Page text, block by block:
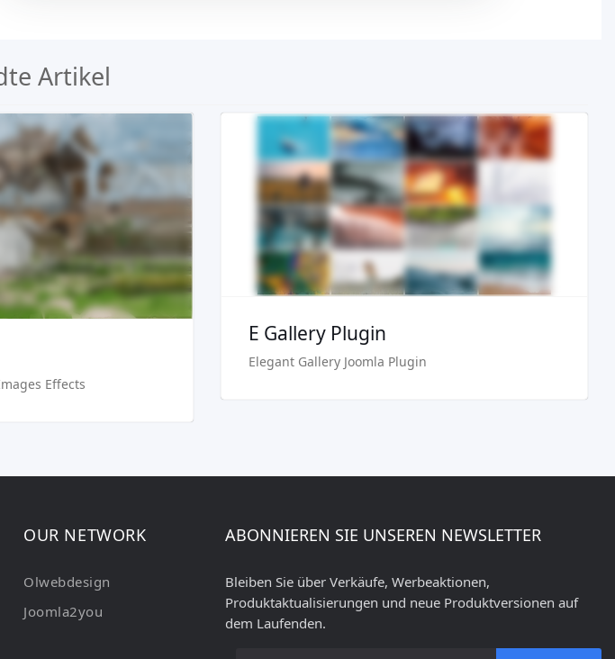
Artikel
€24.90
Effects
Demo
Kaufen €24.90
E Gallery Plugin
Elegant Gallery Joomla Plugin
OUR NETWORK
Olwebdesign
Joomla2you
ABONNIEREN SIE UNSEREN NEWSLETTER
Bleiben Sie über Verkäufe, Werbeaktionen,
Produktaktualisierungen und neue Produktversionen auf
dem Laufenden.